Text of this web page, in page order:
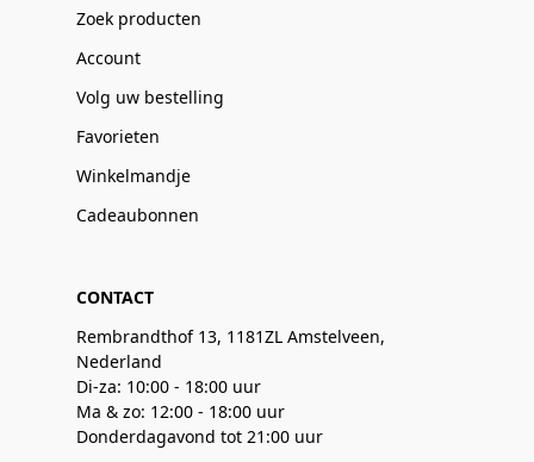
Zoek producten
Account
Volg uw bestelling
Favorieten
Winkelmandje
Cadeaubonnen
CONTACT
Rembrandthof 13, 1181ZL Amstelveen,
Nederland
Di-za: 10:00 - 18:00 uur
Ma & zo: 12:00 - 18:00 uur
Donderdagavond tot 21:00 uur